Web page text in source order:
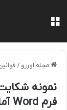
مجله اورزو /
نمونه
فرم Word آماده